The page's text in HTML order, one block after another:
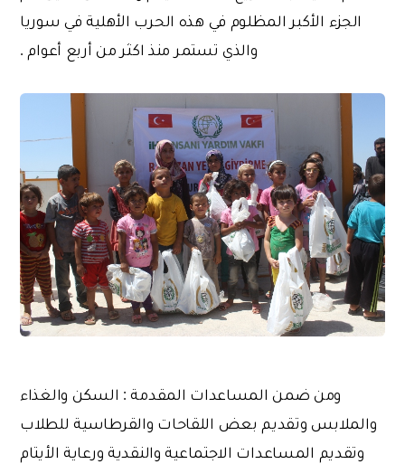
الجزء الأكبر المظلوم في هذه الحرب الأهلية في سوريا
والذي تستمر منذ اكثر من أربع أعوام .
ومن ضمن المساعدات المقدمة : السكن والغذاء
والملابس وتقديم بعض اللقاحات والقرطاسية للطلاب
وتقديم المساعدات الاجتماعية والنقدية ورعاية الأيتام